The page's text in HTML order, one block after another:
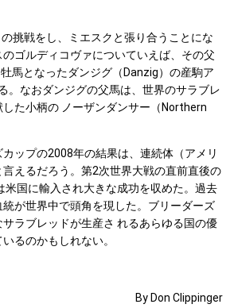
挑戦をし、ミエスクと張り合うことにな
ゴルディコヴァについていえば、その父
馬となったダンジグ（Danzig）の産駒ア
。なおダンジグの父馬は、世界のサラブレ
た小柄の ノーザンダンサー（Northern
ップの2008年の結果は、連続体（アメリ
えるだろう。第2次世界大戦の直前直後の
米国に輸入され大きな成功を収めた。過去
が世界中で頭角を現した。ブリーダーズ
ラブレッドが生産さ れるあらゆる国の優
るのかもしれない。
By Don Clippinger